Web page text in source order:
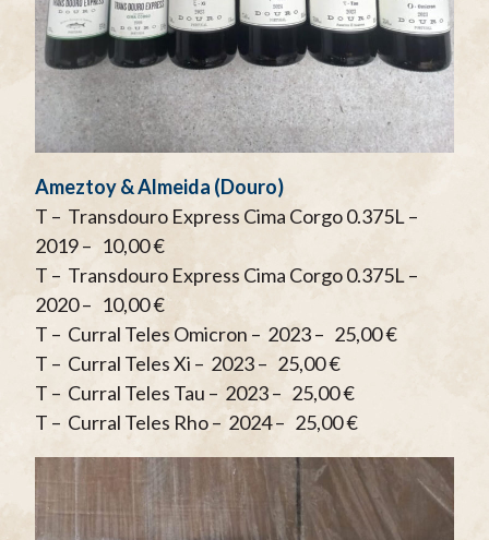
Ameztoy & Almeida (Douro)
T – Transdouro Express Cima Corgo 0.375L –
2019 – 10,00 €
T – Transdouro Express Cima Corgo 0.375L –
2020 – 10,00 €
T – Curral Teles Omicron – 2023 – 25,00 €
T – Curral Teles Xi – 2023 – 25,00 €
T – Curral Teles Tau – 2023 – 25,00 €
T – Curral Teles Rho – 2024 – 25,00 €